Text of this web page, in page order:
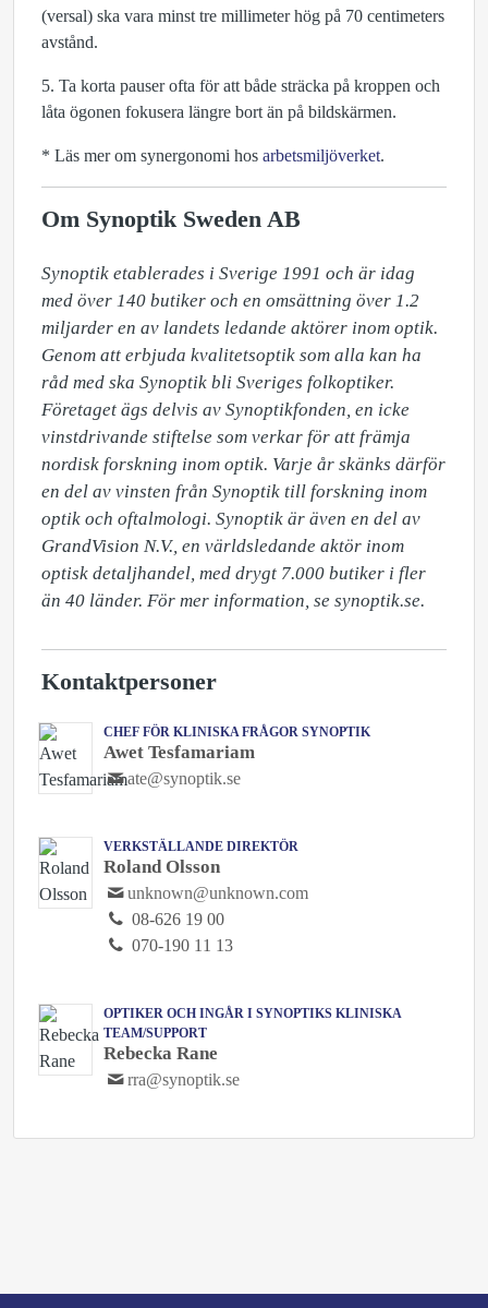
(versal) ska vara minst tre millimeter hög på 70 centimeters
avstånd.
5. Ta korta pauser ofta för att både sträcka på kroppen och
låta ögonen fokusera längre bort än på bildskärmen.
* Läs mer om synergonomi hos arbetsmiljöverket.
Om Synoptik Sweden AB
Synoptik etablerades i Sverige 1991 och är idag
med över 140 butiker och en omsättning över 1.2
miljarder en av landets ledande aktörer inom optik.
Genom att erbjuda kvalitetsoptik som alla kan ha
råd med ska Synoptik bli Sveriges folkoptiker.
Företaget ägs delvis av Synoptikfonden, en icke
vinstdrivande stiftelse som verkar för att främja
nordisk forskning inom optik. Varje år skänks därför
en del av vinsten från Synoptik till forskning inom
optik och oftalmologi. Synoptik är även en del av
GrandVision N.V., en världsledande aktör inom
optisk detaljhandel, med drygt 7.000 butiker i fler
än 40 länder. För mer information, se synoptik.se.
Kontaktpersoner
CHEF FÖR KLINISKA FRÅGOR SYNOPTIK
Awet Tesfamariam
ate@synoptik.se
VERKSTÄLLANDE DIREKTÖR
Roland Olsson
unknown@unknown.com
08-626 19 00
070-190 11 13
OPTIKER OCH INGÅR I SYNOPTIKS KLINISKA
TEAM/SUPPORT
Rebecka Rane
rra@synoptik.se